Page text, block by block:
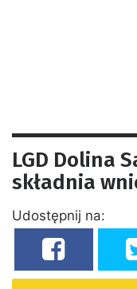
LGD Dolina
składnia
Udostępnij na: